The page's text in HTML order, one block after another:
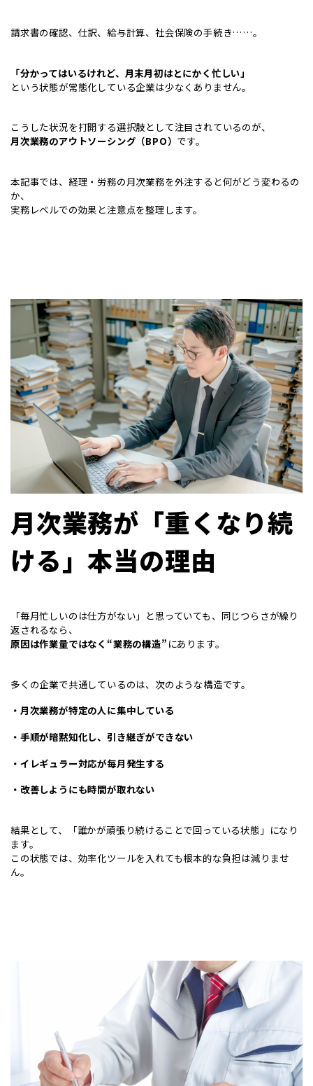
請求書の確認、仕訳、給与計算、社会保険の手続き……。
「分かってはいるけれど、月末月初はとにかく忙しい」
という状態が常態化している企業は少なくありません。
こうした状況を打開する選択肢として注目されているのが、
月次業務のアウトソーシング（BPO） です。
本記事では、経理・労務の月次業務を外注すると何がどう変わるの
か、
実務レベルでの効果と注意点を整理します。
月次業務が「重くなり続
ける」本当の理由
「毎月忙しいのは仕方がない」と思っていても、同じつらさが繰り
返されるなら、
原因は作業量ではなく“業務の構造” にあります。
多くの企業で共通しているのは、次のような構造です。
・月次業務が特定の人に集中している
・手順が暗黙知化し、引き継ぎができない
・イレギュラー対応が毎月発生する
・改善しようにも時間が取れない
結果として、「誰かが頑張り続けることで回っている状態」になり
ます。
この状態では、効率化ツールを入れても根本的な負担は減りませ
ん。